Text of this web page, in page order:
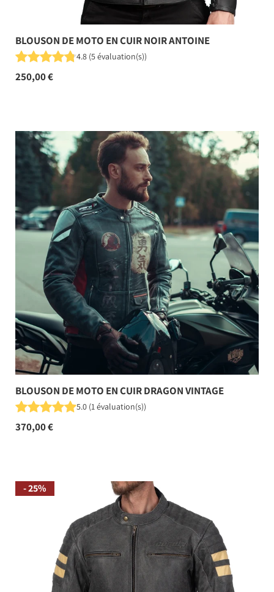
BLOUSON DE MOTO EN CUIR NOIR ANTOINE
4.8 (5évaluation(s))
250,00 €
BLOUSON DE MOTO EN CUIR DRAGON VINTAGE
5.0 (1évaluation(s))
370,00 €
- 25%